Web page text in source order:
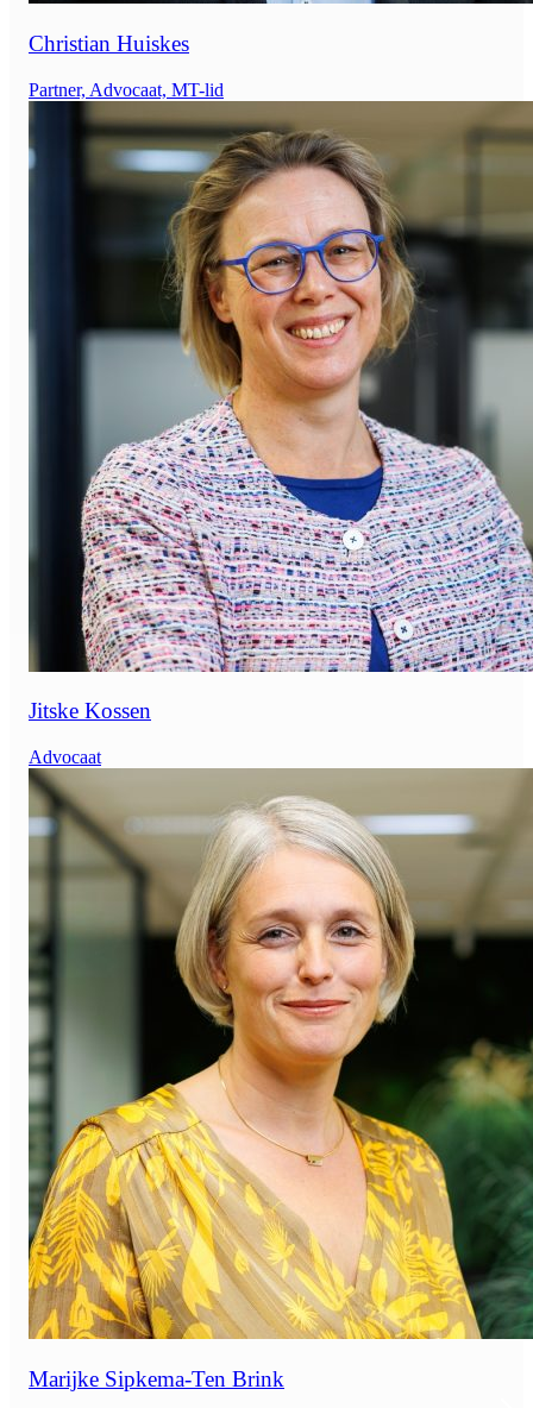
Christian Huiskes
Partner, Advocaat, MT-lid
Jitske Kossen
Advocaat
Marijke Sipkema-Ten Brink